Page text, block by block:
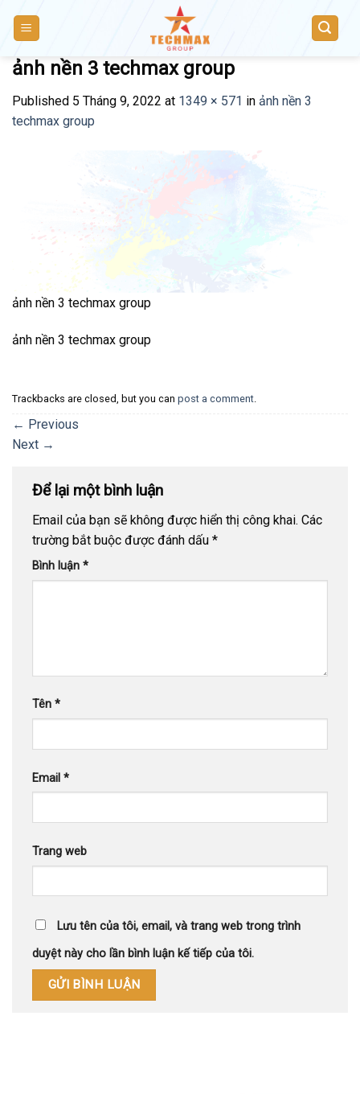
ảnh nền 3 techmax group
Published 5 Tháng 9, 2022 at 1349 × 571 in ảnh nền 3
techmax group
ảnh nền 3 techmax group
ảnh nền 3 techmax group
Trackbacks are closed, but you can post a comment
← Previous
Next →
Để lại một bình luận
Email của bạn sẽ không được hiển thị công khai. Các
trường bắt buộc được đánh dấu *
Bình luận *
Tên *
Email *
Trang web
Lưu tên của tôi, email, và trang web trong trình
duyệt này cho lần bình luận kế tiếp của tôi.